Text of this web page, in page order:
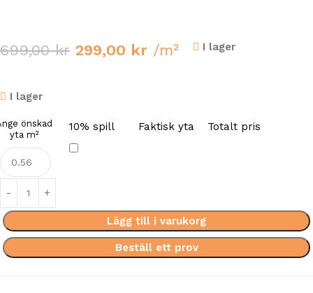
699,00kr 299,00 kr /m² I lager
I lager
önskad
yta m²
10% spill Faktisk yta Totalt pris
Lägg till i varukorg
Beställ ett prov